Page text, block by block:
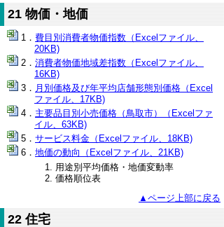
21 物価・地価
費目別消費者物価指数（Excelファイル、
20KB)
消費者物価地域差指数（Excelファイル、
16KB)
月別価格及び年平均店舗形態別価格（Excel
ファイル、17KB)
主要品目別小売価格（鳥取市）（Excelファ
イル、63KB)
サービス料金（Excelファイル、18KB)
地価の動向（Excelファイル、21KB)
用途別平均価格・地価変動率
価格順位表
▲ページ上部に戻る
22 住宅